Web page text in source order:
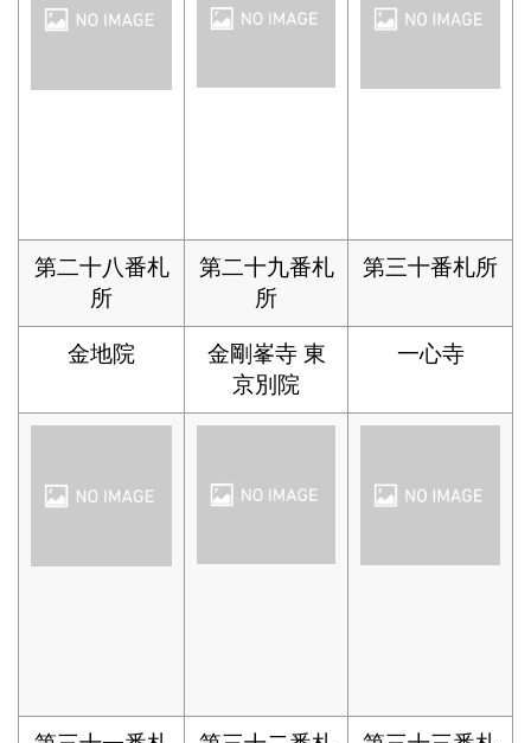
第二十八番札
所
第二十九番札
所
第三十番札所
金地院
金剛峯寺 東
京別院
一心寺